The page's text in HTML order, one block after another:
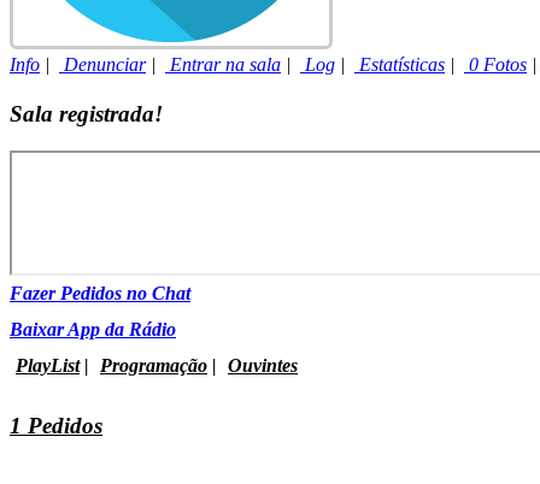
Info | Denunciar| Entrar na sala | Log | Estatísticas | 0 Fotos
Sala registrada!
Fazer Pedidos no Chat
Baixar App da Rádio
PlayList| Programação | Ouvintes
1 Pedidos